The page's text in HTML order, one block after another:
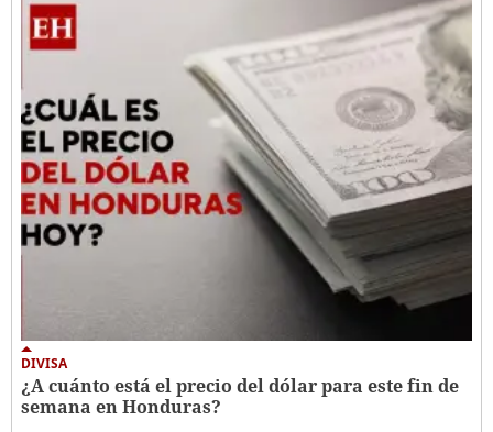
DIVISA
¿A cuánto está el precio del dólar para este fin de
semana en Honduras?